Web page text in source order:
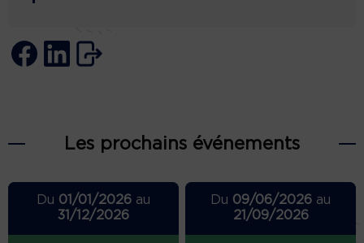
Les prochains événements
Du 01/01/2026au
31/12/2026
Du 09/06/2026 au
21/09/2026